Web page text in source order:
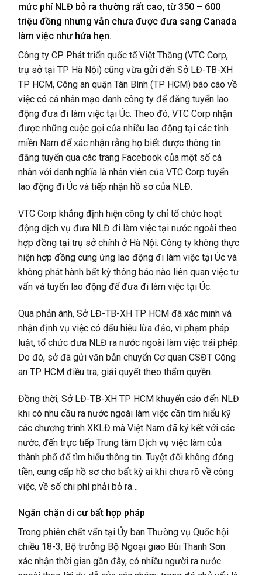
mức phí NLĐ bỏ ra thường rất cao, từ 350 – 600
triệu đồng nhưng vẫn chưa được đưa sang Canada
làm việc như hứa hẹn.
Công ty CP Phát triển quốc tế Việt Thắng (VTC Corp,
trụ sở tại TP Hà Nội) cũng vừa gửi đến Sở LĐ-TB-XH
TP HCM, Công an quận Tân Bình (TP HCM) báo cáo về
việc có cá nhân mạo danh công ty để đăng tuyển lao
động đưa đi làm việc tại Úc. Theo đó, VTC Corp nhận
được những cuộc gọi của nhiều lao động tại các tỉnh
miền Nam để xác nhận rằng họ biết được thông tin
đăng tuyển qua các trang Facebook của một số cá
nhân với danh nghĩa là nhân viên của VTC Corp tuyển
lao động đi Úc và tiếp nhận hồ sơ của NLĐ.
VTC Corp khẳng định hiện công ty chỉ tổ chức hoạt
động dịch vụ đưa NLĐ đi làm việc tại nước ngoài theo
hợp đồng tại trụ sở chính ở Hà Nội. Công ty không thực
hiện hợp đồng cung ứng lao động đi làm việc tại Úc và
không phát hành bất kỳ thông báo nào liên quan việc tư
vấn và tuyển lao động để đưa đi làm việc tại Úc.
Qua phản ánh, Sở LĐ-TB-XH TP HCM đã xác minh và
nhận định vụ việc có dấu hiệu lừa đảo, vi phạm pháp
luật, tổ chức đưa NLĐ ra nước ngoài làm việc trái phép.
Do đó, sở đã gửi văn bản chuyển Cơ quan CSĐT Công
an TP HCM điều tra, giải quyết theo thẩm quyền.
Đồng thời, Sở LĐ-TB-XH TP HCM khuyến cáo đến NLĐ
khi có nhu cầu ra nước ngoài làm việc cần tìm hiểu kỹ
các chương trình XKLĐ mà Việt Nam đã ký kết với các
nước, đến trực tiếp Trung tâm Dịch vụ việc làm của
thành phố để tìm hiểu thông tin. Tuyệt đối không đóng
tiền, cung cấp hồ sơ cho bất kỳ ai khi chưa rõ về công
việc, về số chi phí phải bỏ ra…
Ngăn chặn di cư bất hợp pháp
Trong phiên chất vấn tại Ủy ban Thường vụ Quốc hội
chiều 18-3, Bộ trưởng Bộ Ngoại giao Bùi Thanh Sơn
xác nhận thời gian gần đây, có nhiều người ra nước